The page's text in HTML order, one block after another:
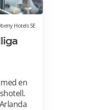
Hotels SE
en